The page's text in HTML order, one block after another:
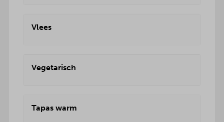
Vlees
Vegetarisch
Tapas warm